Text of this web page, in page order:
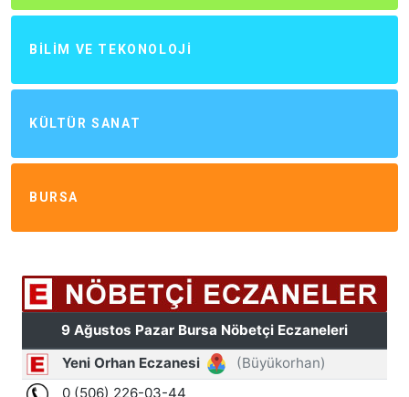
BILIM VE TEKONOLOJI
KÜLTÜR SANAT
BURSA